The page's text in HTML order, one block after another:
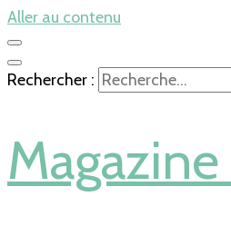
Aller au contenu
Rechercher :